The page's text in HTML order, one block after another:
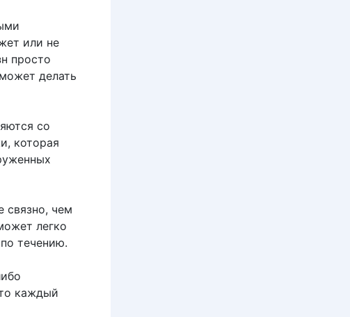
или не
просто
делать
со
которая
связно, чем
легко
течению.
каждый